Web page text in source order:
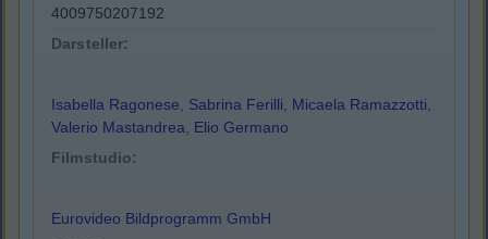
4009750207192
Darsteller:
Isabella Ragonese, Sabrina Ferilli, Micaela Ramazzotti,
Valerio Mastandrea, Elio Germano
Filmstudio:
Eurovideo Bildprogramm GmbH